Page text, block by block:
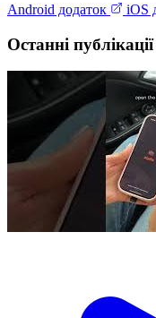
Android додаток iOS
Останні публікації